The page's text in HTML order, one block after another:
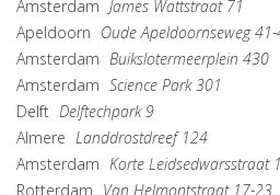
Amsterdam James Wattstraat 71
Apeldoorn Oude Apeldoornseweg
Amsterdam Buikslotermeerplein 430
Amsterdam Science Park 301
Delft Delftechpark 9
Almere Landdrostdreef 124
Amsterdam Korte Leidsedwarsstraat
Rotterdam Van Helmontstraat 17-23